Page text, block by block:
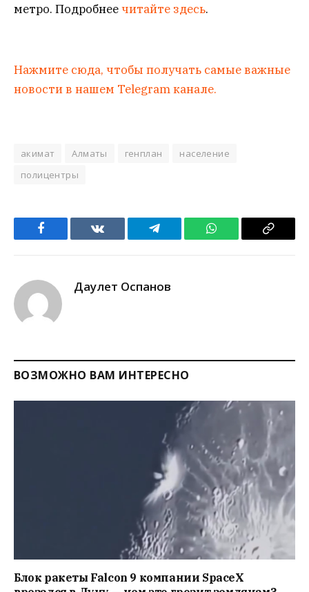
метро. Подробнеечитайте здесь.
Нажмите сюда, чтобы получать самые важные
новости в нашем Telegram канале.
акимат Алматы генплан
население
полицентры
Facebook VKontakteTelegram WhatsApp Copy
Даулет Оспанов
ВОЗМОЖНО ВАМ ИНТЕРЕСНО
Блок ракеты Falcon 9 компании SpaceX